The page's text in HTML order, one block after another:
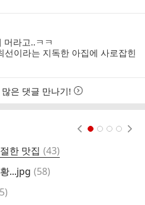
라고..ㅋㅋ
이라는 지독한 아집에 사로잡힌
은 댓글 만나기!
한 맛집 댓
글
(43)
...jpg 댓
(58)
)